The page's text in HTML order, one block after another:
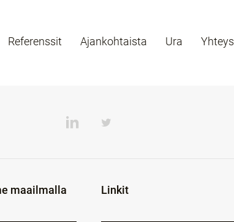
Referenssit Ajankohtaista Ura Yhteys
maailmalla Linkit